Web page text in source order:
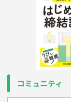
コミュニティ